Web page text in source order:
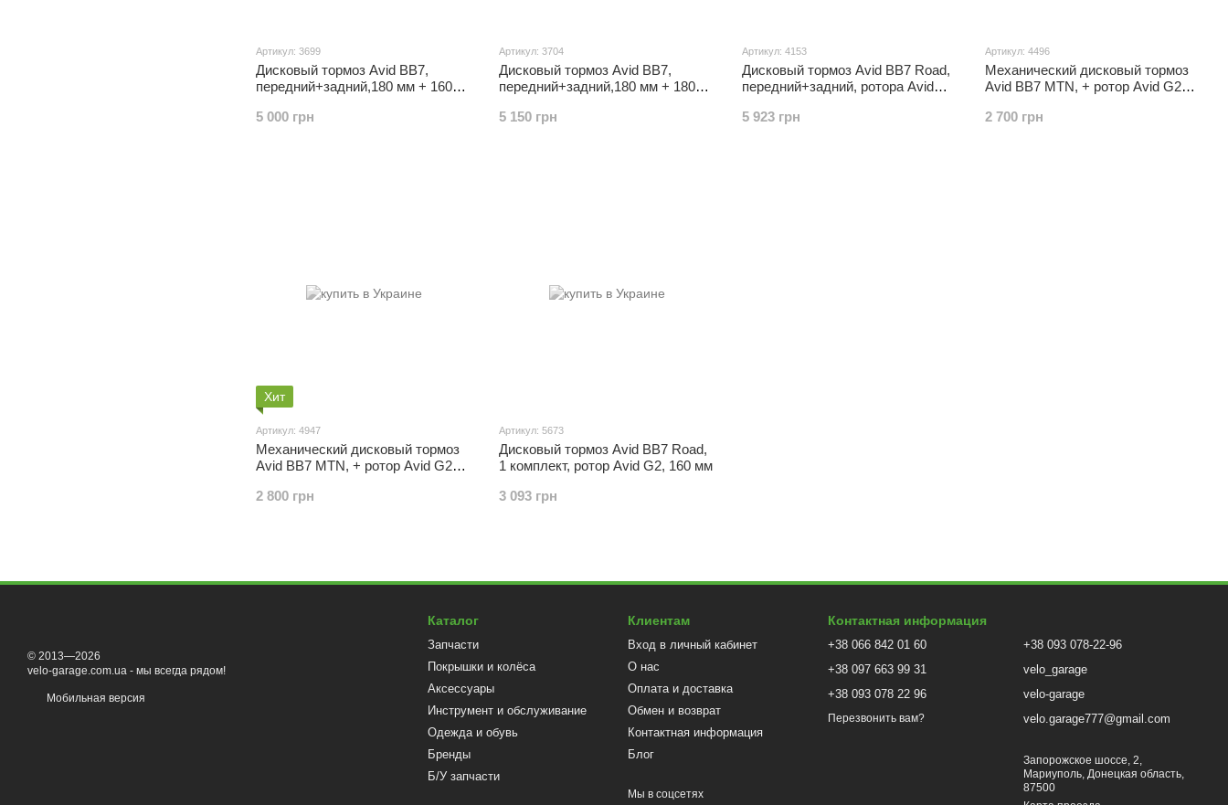
Артикул: 3699
Дисковый тормоз Avid BB7,
передний+задний,180 мм + 160
5 000 грн
Артикул: 3704
Дисковый тормоз Avid BB7,
передний+задний,180 мм + 180
5 150 грн
Артикул: 4153
Дисковый тормоз Avid BB7 Road,
передний+задний, ротора Avid
5 923 грн
Артикул: 4496
Механический дисковый тормоз
Avid BB7 MTN, + ротор Avid G2CS
2 700 грн
Хит
Артикул: 4947
Механический дисковый тормоз
Avid BB7 MTN, + ротор Avid G2CS
2 800 грн
Артикул: 5673
Дисковый тормоз Avid BB7 Road,
1 комплект, ротор Avid G2, 160 мм
3 093 грн
© 2013—2026
velo-garage.com.ua - мы всегда рядом!
Мобильная версия
Каталог
Запчасти
Покрышки и колёса
Аксессуары
Инструмент и обслуживание
Одежда и обувь
Бренды
Б/У запчасти
Клиентам
Вход в личный кабинет
О нас
Оплата и доставка
Обмен и возврат
Контактная информация
Блог
Мы в соцсетях
Контактная информация
+38 066 842 01 60
+38 097 663 99 31
+38 093 078 22 96
Перезвонить вам?
+38 093 078-22-96
velo_garage
velo-garage
velo.garage777@gmail.com
Запорожское шоссе, 2,
Мариуполь, Донецкая область,
87500